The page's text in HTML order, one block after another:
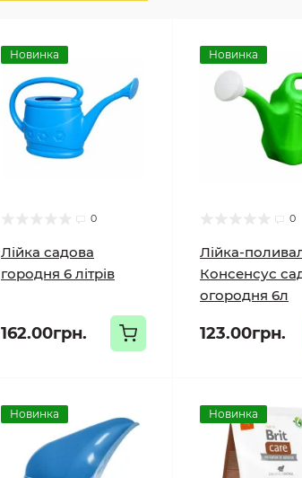
Новинка
0
Лійка садова
городня 6 літрів
162.00грн.
Новинка
0
Лійка-
Консенсус
огородня 6л
123.00грн.
Новинка Новинка